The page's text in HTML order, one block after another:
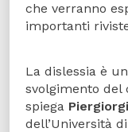
che verranno
importanti
La dislessia è
svolgimento del
spiega
dell’Università